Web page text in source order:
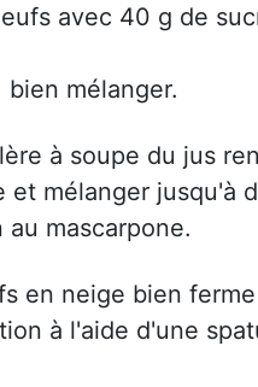
avec 40 g de
mélanger.
à soupe du jus
et mélanger jusqu'à
mascarpone.
en neige bien
à l'aide d'une